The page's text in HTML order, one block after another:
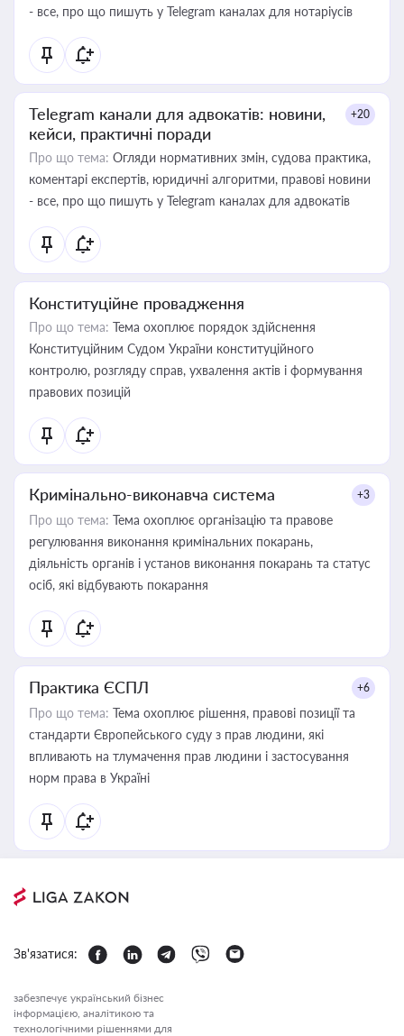
- все, про що пишуть у Telegram каналах для нотаріусів
Telegram канали для адвокатів: новини,
кейси, практичні поради
+20
Про що тема: Огляди нормативних змін, судова практика,
коментарі експертів, юридичні алгоритми, правові новини
- все, про що пишуть у Telegram каналах для адвокатів
Конституційне провадження
Про що тема: Тема охоплює порядок здійснення
Конституційним Судом України конституційного
контролю, розгляду справ, ухвалення актів і формування
правових позицій
Кримінально-виконавча система +3
Про що тема: Тема охоплює організацію та правове
регулювання виконання кримінальних покарань,
діяльність органів і установ виконання покарань та статус
осіб, які відбувають покарання
Практика ЄСПЛ +6
Про що тема: Тема охоплює рішення, правові позиції та
стандарти Європейського суду з прав людини, які
впливають на тлумачення прав людини і застосування
норм права в Україні
Зв'язатися:
забезпечує український бізнес
інформацією, аналітикою та
технологічними рішеннями для